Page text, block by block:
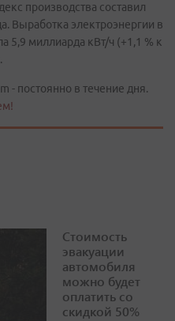
производства составил
Выработка электроэнергии в
5,9 миллиарда кВт/ч (+1,1 % к
- постоянно в течение дня.
Стоимость
эвакуации
автомобиля
можно будет
оплатить со
скидкой 50%